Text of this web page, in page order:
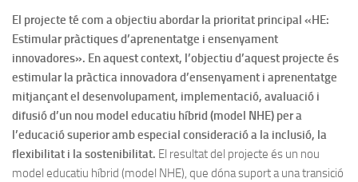
El projecte té com a objectiu abordar la prioritat principal «HE:
Estimular pràctiques d’aprenentatge i ensenyament
innovadores». En aquest context, l’objectiu d’aquest projecte és
estimular la pràctica innovadora d’ensenyament i aprenentatge
mitjançant el desenvolupament, implementació, avaluació i
difusió d’un nou model educatiu híbrid (model NHE) per a
l’educació superior amb especial consideració a la inclusió, la
flexibilitat i la sostenibilitat. El resultat del projecte és un nou
model educatiu híbrid (model NHE), que dóna suport a una transició